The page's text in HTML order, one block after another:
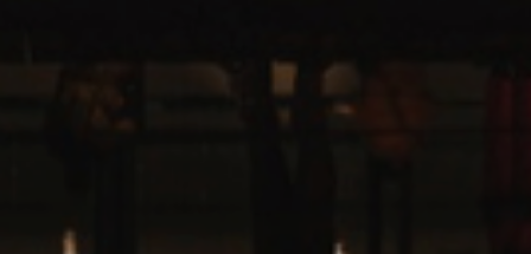
Anfragen